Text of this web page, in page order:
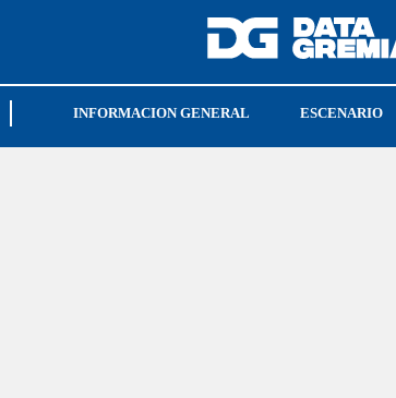
FEDUN FRESU
INFORMACION GENERAL ESCENARIO